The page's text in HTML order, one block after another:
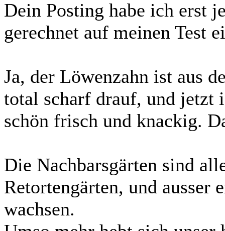
Dein Posting habe ich erst
gerechnet auf meinen Test
Ja, der Löwenzahn ist aus
total scharf drauf, und jetzt
schön frisch und knackig.
Die Nachbarsgärten sind
Retortengärten, und ausser
wachsen.